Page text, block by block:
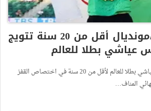
ألعاب القوى/مونديال أقل من 20 سنة تتويج
عياشي بطلا للعالم
توج الجزائري يونس عياشي بطلا للعالم لأقل من 20 سنة في اختصاص القفز
المناف…